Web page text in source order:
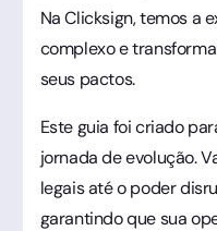
Na Clicksign, temos a
complexo e
seus pactos.
Este guia foi criado
jornada de evolução.
legais até o poder
garantindo que sua